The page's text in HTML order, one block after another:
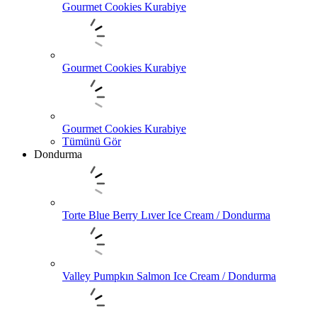
Gourmet Cookies Kurabiye
Gourmet Cookies Kurabiye
Gourmet Cookies Kurabiye
Tümünü Gör
Dondurma
Torte Blue Berry Lıver Ice Cream / Dondurma
Valley Pumpkın Salmon Ice Cream / Dondurma